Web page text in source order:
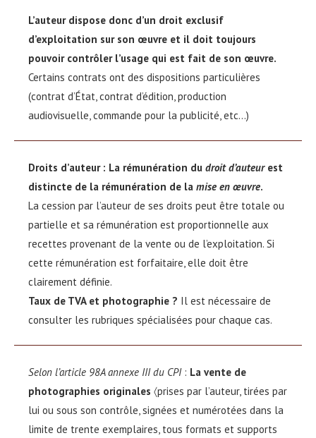
L’auteur dispose donc d’un droit exclusif
d’exploitation sur son œuvre et il doit toujours
pouvoir contrôler l’usage qui est fait de son œuvre.
Certains contrats ont des dispositions particulières
(contrat d’État, contrat d’édition, production
audiovisuelle, commande pour la publicité, etc…)
Droits d’auteur : La rémunération du droit d’auteurest
distincte de la rémunération de la mise en œuvre.
La cession par l’auteur de ses droits peut être totale ou
partielle et sa rémunération est proportionnelle aux
recettes provenant de la vente ou de l’exploitation. Si
cette rémunération est forfaitaire, elle doit être
clairement définie.
Taux de TVA et photographie ? Il est nécessaire de
consulter les rubriques spécialisées pour chaque cas.
Selon l’article 98A annexe III du CPI : La vente de
photographies originales 〈prises par l’auteur, tirées par
lui ou sous son contrôle, signées et numérotées dans la
limite de trente exemplaires, tous formats et supports